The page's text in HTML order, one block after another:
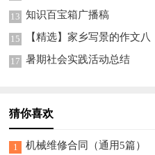
篇
13 知识百宝箱广播稿
15
【精选】家乡写景的作文八
篇
17 暑期社会实践活动总结
猜你喜欢
1 机械维修合同（通用5篇）